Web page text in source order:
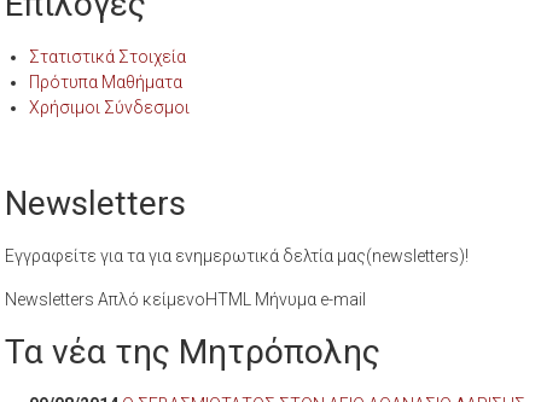
Στατιστικά Στοιχεία
Πρότυπα Μαθήματα
Χρήσιμοι Σύνδεσμοι
Newsletters
Εγγραφείτε για τα για ενημερωτικά δελτία μας(newsletters)!
Newsletters Απλό κείμενοHTML Μήνυμα e-mail
Τα νέα της Μητρόπολης